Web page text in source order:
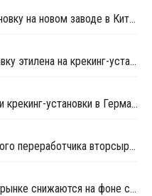
BASF запустил пиролизную установку на новом заводе в Китае
BASF снял форс-мажор на поставку этилена на крекинг-установках в Бельгии и Германии
BP выставляет на продажу НПЗ и крекинг-установки в Германии
LyondellBasell приобрела немецкого переработчика вторсырья – APK
Цены на этилен на европейском рынке снижаются на фоне слабого спроса